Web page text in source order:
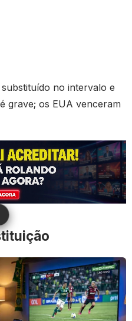
no intervalo e
grave; os EUA venceram